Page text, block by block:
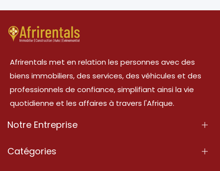
Afrirentals met en relation les personnes avec des
biens immobiliers, des services, des véhicules et des
professionnels de confiance, simplifiant ainsi la vie
quotidienne et les affaires à travers l'Afrique.
Notre Entreprise
À Propos
Catégories